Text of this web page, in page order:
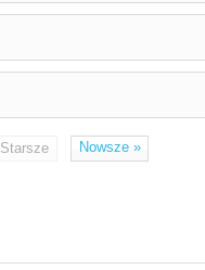
Starsze Nowsze»